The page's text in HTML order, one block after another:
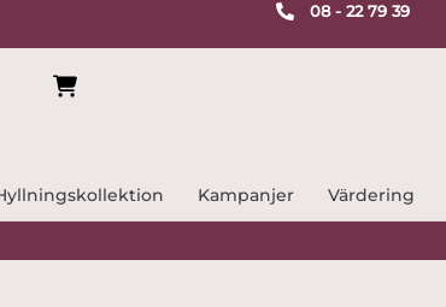
08 - 22 79 39
Kampanjer Värdering